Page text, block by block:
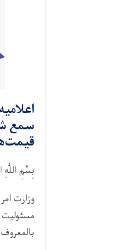
سمع
بِسْمِ
وزارت